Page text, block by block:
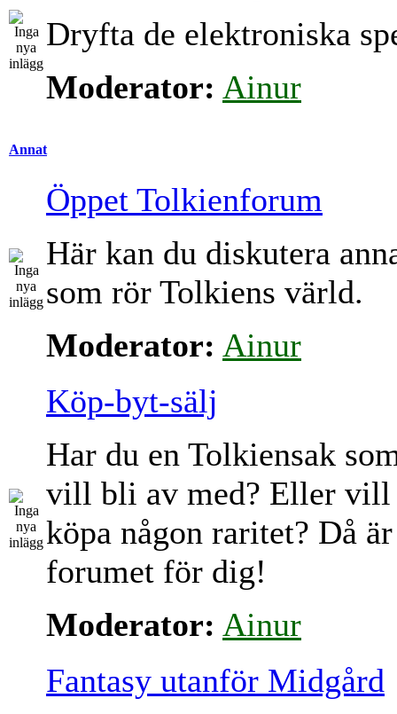
Dryfta de elektroniska
Moderator: Ainur
Annat
Öppet Tolkienforum
Här kan du diskutera
som rör Tolkiens värld.
Moderator: Ainur
Köp-byt-sälj
Har du en Tolkiensak
vill bli av med? Eller vill
köpa någon raritet? Då
forumet för dig!
Moderator: Ainur
Fantasy utanför Midgård